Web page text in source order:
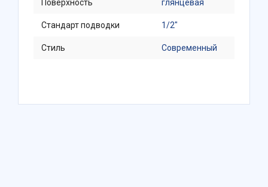
Поверхность глянцевая
Стандарт подводки 1/2"
Стиль Современный